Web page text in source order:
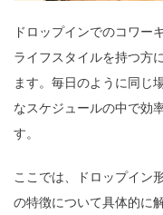
ドロップインでのコワー
ライフスタイルを持つ方
ます。毎日のように同じ
なスケジュールの中で効
す。
ここでは、ドロップイン
の特徴について具体的に